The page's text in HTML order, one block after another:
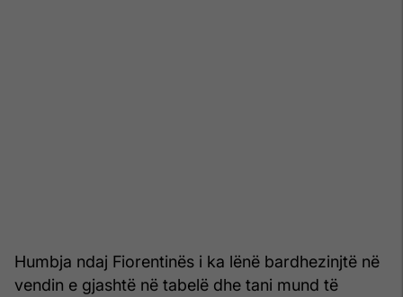
Humbja ndaj Fiorentinës i ka lënë bardhezinjtë në
vendin e gjashtë në tabelë dhe tani mund të